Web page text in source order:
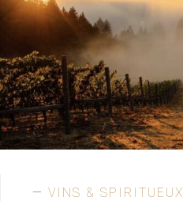
VINS & SPIRITUEUX